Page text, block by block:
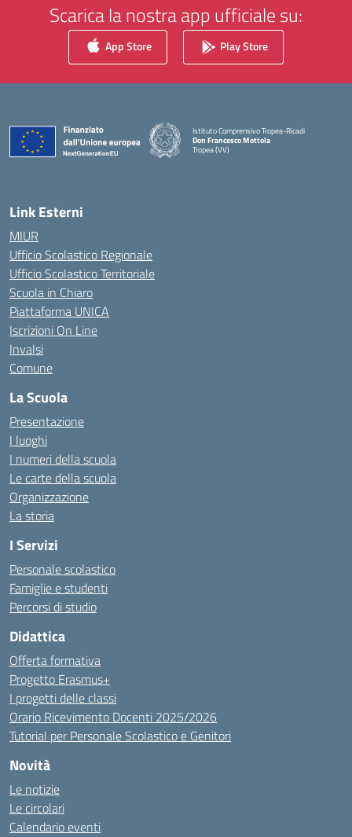
Scarica la nostra app ufficiale su:
App Store Play Store
Istituto Comprensivo Tropea-Ricadi
Don Francesco Mottola
Tropea (VV)
— Visita la pagina iniziale della scuola
Link Esterni
MIUR
Ufficio Scolastico Regionale
Ufficio Scolastico Territoriale
Scuola in Chiaro
Piattaforma UNICA
Iscrizioni On Line
Invalsi
Comune
La Scuola
Presentazione
I luoghi
I numeri della scuola
Le carte della scuola
Organizzazione
La storia
I Servizi
Personale scolastico
Famiglie e studenti
Percorsi di studio
Didattica
Offerta formativa
Progetto Erasmus+
I progetti delle classi
Orario Ricevimento Docenti 2025/2026
Tutorial per Personale Scolastico e Genitori
Novità
Le notizie
Le circolari
Calendario eventi